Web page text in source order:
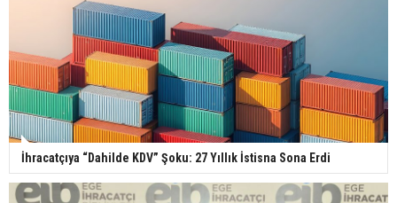
İhracatçıya “Dahilde KDV” Şoku: 27 Yıllık İstisna Sona Erdi